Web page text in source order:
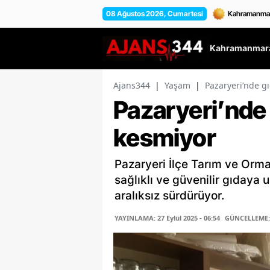
08 Ağustos 2026, Cumartesi
Ajans344 | Yaşam | Pazaryeri’nde
kesmiyor
Pazaryeri İlçe Tarım ve
sağlıklı ve güvenilir
aralıksız sürdürüyor.
YAYINLAMA: 27 Eylül 2025 - 06:54